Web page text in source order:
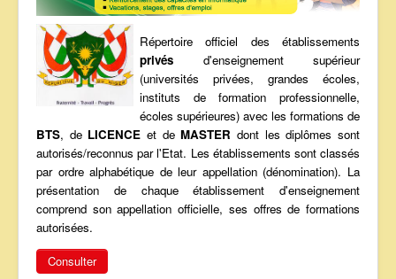
CONTACTS
TELECHARGEMENTS
ANNONCES
Répertoire officiel des établissements
privés d'enseignement supérieur
(universités privées, grandes écoles,
instituts de formation professionnelle,
écoles supérieures) avec les formations de
BTS, de LICENCE et deMASTER dont les diplômes sont
autorisés/reconnus par l'Etat. Les établissements sont classés
par ordre alphabétique de leur appellation (dénomination). La
présentation de chaque établissement d'enseignement
comprend son appellation officielle, ses offres de formations
autorisées.
Consulter